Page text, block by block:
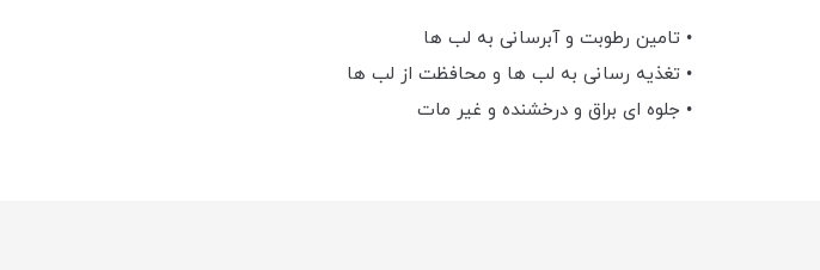
• تامین رطوبت و آبرسانی به لب ها
• تغذیه رسانی به لب ها و محافظت از لب ها
• جلوه ای براق و درخشنده و غیر مات